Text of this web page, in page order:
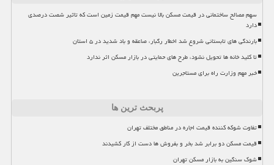
سهم مصالح ساختمانی در قیمت مسکن بالا نیست مهم قیمت زمین است که تاثیر شصت درصدی
دارد
بارندگی های تابستانی شروع شد اخطار رگبار، صاعقه و باد شدید در ۵ استان
تا کلید خانه ها تحویل نشود، طرح های حمایتی در بازار مسکن اثر ندارد
خبر مهم وزارت راه برای مستاجرین
پربحث ترین ها
تفاوت شوکه کننده قیمت اجاره در مناطق مختلف تهران
قیمت مسکن دو برابر شد بخر و بفروش ها دست از کار کشیدند
شوک سنگین به بازار مسکن تهران